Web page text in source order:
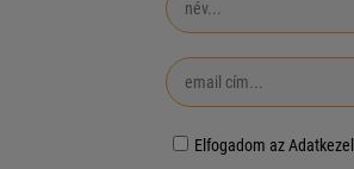
Elfogadom az